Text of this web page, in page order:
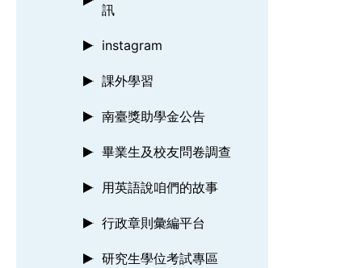
訊
instagram
課外學習
南臺獎助學金公告
畢業生及校友問卷調查
用英語說咱們的故事
行政章則彙編平台
研究生學位考試專區